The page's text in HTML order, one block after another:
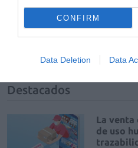
CONFIRM
Data Deletion Data
Colegio Oficial de
Destacados
La venta
de uso